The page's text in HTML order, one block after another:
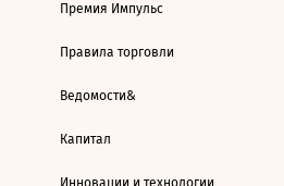
Премия Импульс
Правила торговли
Ведомости&
Капитал
Инновации и технологии